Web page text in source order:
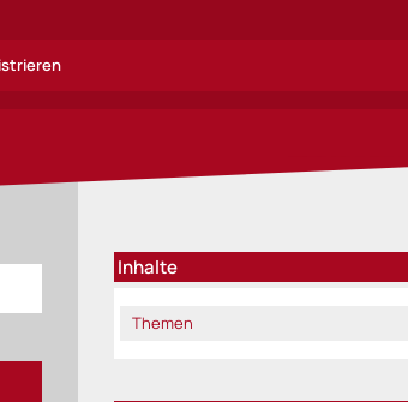
Inhalte
Themen